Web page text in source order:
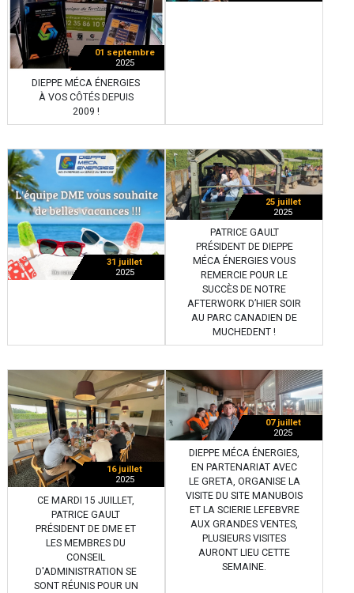
01 septembre
2025
DIEPPE MÉCA ÉNERGIES
À VOS CÔTÉS DEPUIS
2009 !
31 juillet
2025
25 juillet
2025
PATRICE GAULT
PRÉSIDENT DE DIEPPE
MÉCA ÉNERGIES VOUS
REMERCIE POUR LE
SUCCÈS DE NOTRE
AFTERWORK D’HIER SOIR
AU PARC CANADIEN DE
MUCHEDENT !
16 juillet
2025
CE MARDI 15 JUILLET,
PATRICE GAULT
PRÉSIDENT DE DME ET
LES MEMBRES DU
CONSEIL
D'ADMINISTRATION SE
SONT RÉUNIS POUR UN
07 juillet
2025
DIEPPE MÉCA ÉNERGIES,
EN PARTENARIAT AVEC
LE GRETA, ORGANISE LA
VISITE DU SITE MANUBOIS
ET LA SCIERIE LEFEBVRE
AUX GRANDES VENTES,
PLUSIEURS VISITES
AURONT LIEU CETTE
SEMAINE.